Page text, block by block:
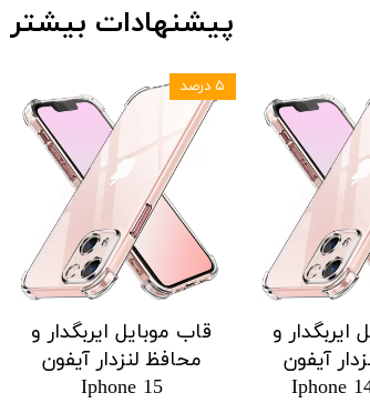
قاب موبایل ایربگدار و
محافظ لنزدار آیفون
Iphone 15
۵ درصد
ایربگدار و
آیفون
Iphone
پیشنهادات بیشتر